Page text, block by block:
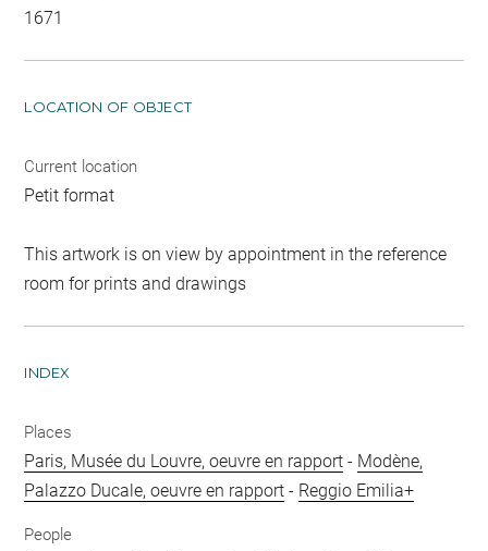
1671
LOCATION OF OBJECT
Current location
Petit format
This artwork is on view by appointment in the reference
room for prints and drawings
INDEX
Places
Paris, Musée du Louvre, oeuvre en rapport - Modène,
Palazzo Ducale, oeuvre en rapport - Reggio Emilia+
People